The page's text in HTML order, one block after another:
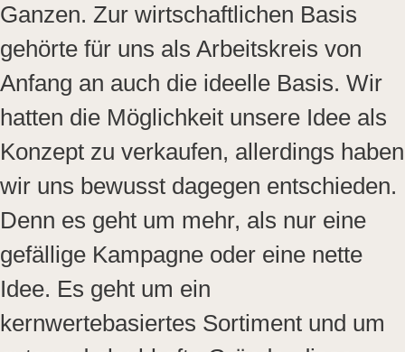
Ganzen. Zur wirtschaftlichen Basis
gehörte für uns als Arbeitskreis von
Anfang an auch die ideelle Basis. Wir
hatten die Möglichkeit unsere Idee als
Konzept zu verkaufen, allerdings haben
wir uns bewusst dagegen entschieden.
Denn es geht um mehr, als nur eine
gefällige Kampagne oder eine nette
Idee. Es geht um ein
kernwertebasiertes Sortiment und um